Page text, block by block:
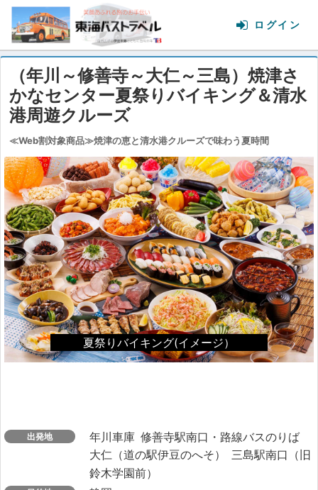
（年川～修善寺～大仁～三島）焼津さ
かなセンター夏祭りバイキング＆清水
港周遊クルーズ
≪Web割対象商品≫焼津の恵と清水港クルーズで味わう夏時間
夏祭りバイキング(イメージ）
Previous Next
出発地 年川車庫 修善寺駅南口・路線バスのりば
大仁（道の駅伊豆のへそ）
三島駅南口（旧
鈴木学園前）